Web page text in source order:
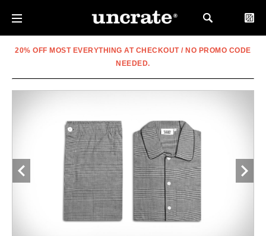
20% OFF MOST EVERYTHING AT CHECKOUT / NO PROMO CODE
NEEDED.